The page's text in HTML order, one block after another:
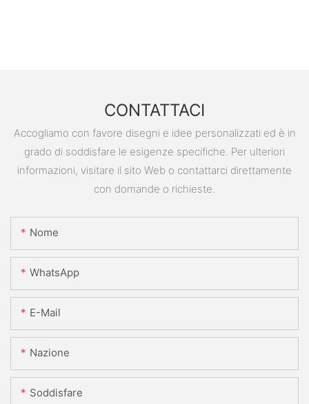
CONTATTACI
Accogliamo con favore disegni e idee personalizzati ed è in
grado di soddisfare le esigenze specifiche. Per ulteriori
informazioni, visitare il sito Web o contattarci direttamente
con domande o richieste.
Nome
WhatsApp
E-Mail
Nazione
Soddisfare